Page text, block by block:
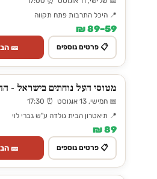
📍 היכל התרבות פתח תקווה
59–89 ₪
📋 פרטים נוספים 🎫
מטוסי העל נוחתים בישראל -
📅 חמישי, 13 אוגוסט ⏰ 17:30
📍 תיאטרון הבית גולדה ע"ש גברי לוי
89 ₪
📋 פרטים נוספים 🎫